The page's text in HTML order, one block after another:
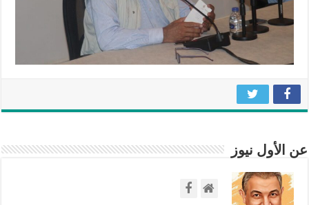
عن الأول نيوز